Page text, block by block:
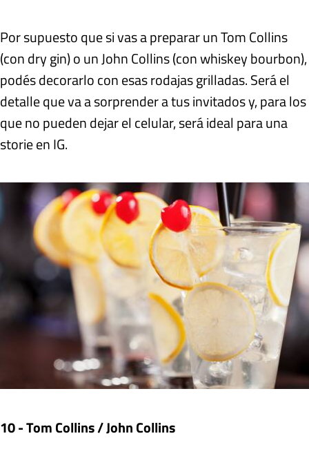
Por supuesto que si vas a preparar un Tom Collins
(con dry gin) o un John Collins (con whiskey bourbon),
podés decorarlo con esas rodajas grilladas. Será el
detalle que va a sorprender a tus invitados y, para los
que no pueden dejar el celular, será ideal para una
storie en IG.
10 - Tom Collins / John Collins